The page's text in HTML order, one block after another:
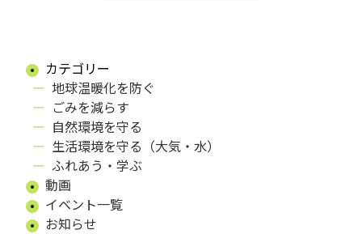
カテゴリー
地球温暖化を防ぐ
ごみを減らす
自然環境を守る
生活環境を守る（大気・水）
ふれあう・学ぶ
動画
イベント一覧
お知らせ